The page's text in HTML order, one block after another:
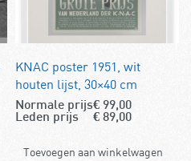
KNAC poster 1951, wit
houten lijst, 30×40 cm
Normale prijs€ 99,00
Leden prijs
€ 89,00
Toevoegen aan winkelwagen